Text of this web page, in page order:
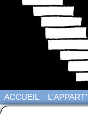
ACCUEIL L’APPART’